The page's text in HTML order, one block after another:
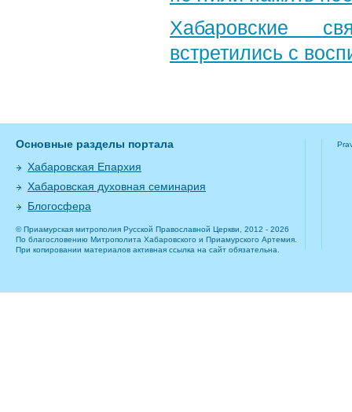
Хабаровские
встретились с
Основные разделы портала
Хабаровская Епархия
Хабаровская духовная семинария
Блогосфера
© Приамурская митрополия Русской Православной Церкви, 2012 - 2026
По благословению Митрополита Хабаровского и Приамурского Артемия.
При копировании материалов активная ссылка на сайт обязательна.